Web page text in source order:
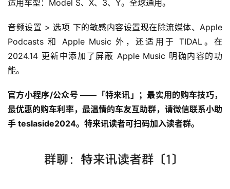
适用车型：Model S、X、3、Y。全球通用。
音频设置 > 选项 下的敏感内容设置现在除流媒体、Apple
Podcasts 和 Apple Music 外，还适用于 TIDAL。在
2024.14 更新中添加了屏蔽 Apple Music 明确内容的功
能。
官方小程序/公众号 ——「特来讯」；最实用的购车技巧，
最优惠的购车利率，最温情的车友互助群，请微信联系小助
手 teslaside2024。特来讯读者可扫码加入读者群。